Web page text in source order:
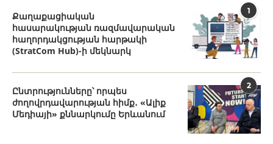
1
Քաղաքացիական
հասարակության ռազմավարական
հաղորդակցության հարթակի
(StratCom Hub)-ի մեկնարկ
2
Ընտրությունները՝ որպես
ժողովրդավարության հիմք․ «Ալիք
Մեդիայի» քննարկումը Երևանում